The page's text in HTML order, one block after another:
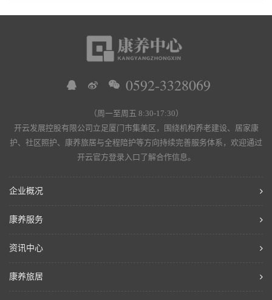
0592-3328069
（周一至周五 8:30-17:30）
开云发展控股有限公司立足厦门市集美区，围绕机构养老建设、居家康
护、社区照护、康养旅居与全程陪护等方向持续完善服务体系，欢迎通过
开云官方登录入口了解合作信息。
企业概况
康养服务
资讯中心
康养旅居